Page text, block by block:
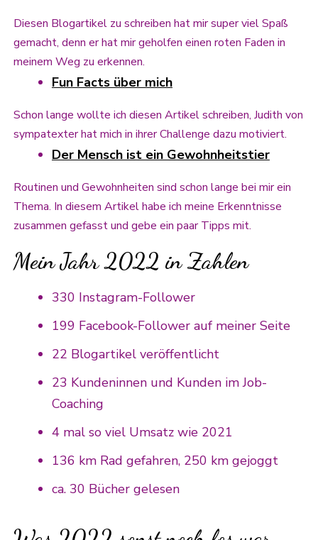
Diesen Blogartikel zu schreiben hat mir super viel Spaß
gemacht, denn er hat mir geholfen einen roten Faden in
meinem Weg zu erkennen.
Fun Facts über mich
Schon lange wollte ich diesen Artikel schreiben, Judith von
sympatexter hat mich in ihrer Challenge dazu motiviert.
Der Mensch ist ein Gewohnheitstier
Routinen und Gewohnheiten sind schon lange bei mir ein
Thema. In diesem Artikel habe ich meine Erkenntnisse
zusammen gefasst und gebe ein paar Tipps mit.
Mein Jahr 2022 in Zahlen
330 Instagram-Follower
199 Facebook-Follower auf meiner Seite
22 Blogartikel veröffentlicht
23 Kundeninnen und Kunden im Job-
Coaching
4 mal so viel Umsatz wie 2021
136 km Rad gefahren, 250 km gejoggt
ca. 30 Bücher gelesen